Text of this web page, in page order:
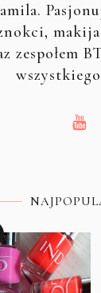
zespołem